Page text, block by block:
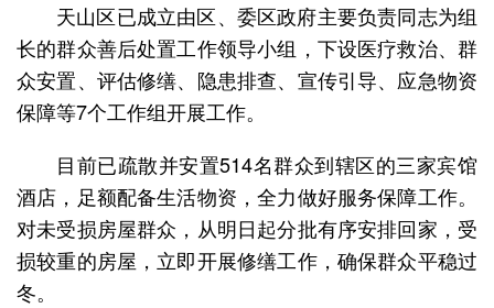
天山区已成立由区、委区政府主要负责同志为组
长的群众善后处置工作领导小组，下设医疗救治、群
众安置、评估修缮、隐患排查、宣传引导、应急物资
保障等7个工作组开展工作。
目前已疏散并安置514名群众到辖区的三家宾馆
酒店，足额配备生活物资，全力做好服务保障工作。
对未受损房屋群众，从明日起分批有序安排回家，受
损较重的房屋，立即开展修缮工作，确保群众平稳过
冬。